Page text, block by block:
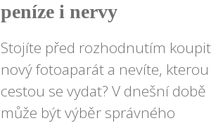
peníze i nervy
Stojíte před rozhodnutím koupit
nový fotoaparát a nevíte, kterou
cestou se vydat? V dnešní době
může být výběr správného